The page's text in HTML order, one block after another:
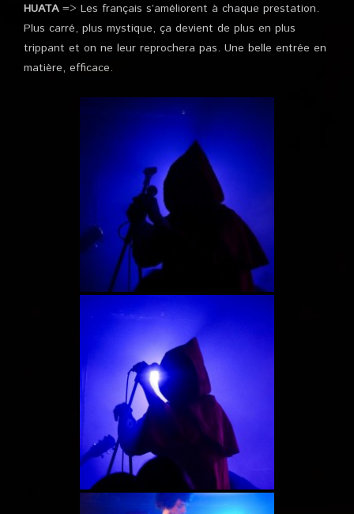
HUATA=> Les français s’améliorent à chaque prestation.
Plus carré, plus mystique, ça devient de plus en plus
trippant et on ne leur reprochera pas. Une belle entrée en
matière, efficace.